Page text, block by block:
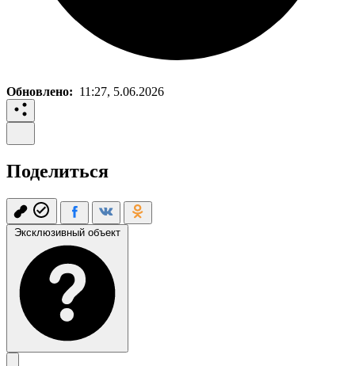
Обновлено: 11:27, 5.06.2026
Поделиться
Эксклюзивный объект